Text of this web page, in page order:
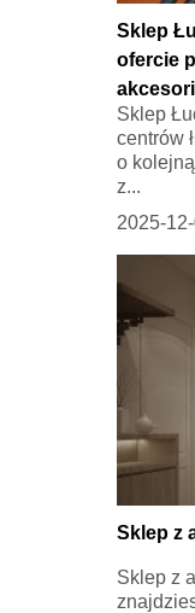
Sklep
ofercie
Sklep
centrów
o
z...
2025-
Sklep z
Sklep z